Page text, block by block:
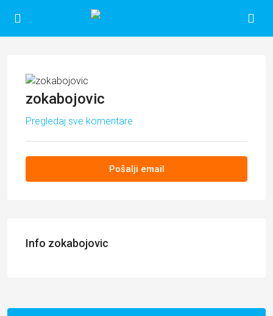
zokabojovic
Pregledaj sve komentare
Pošalji email
Info zokabojovic